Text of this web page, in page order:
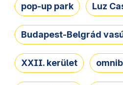
pop-up park Luz
Budapest-Belgrád
XXII. kerület